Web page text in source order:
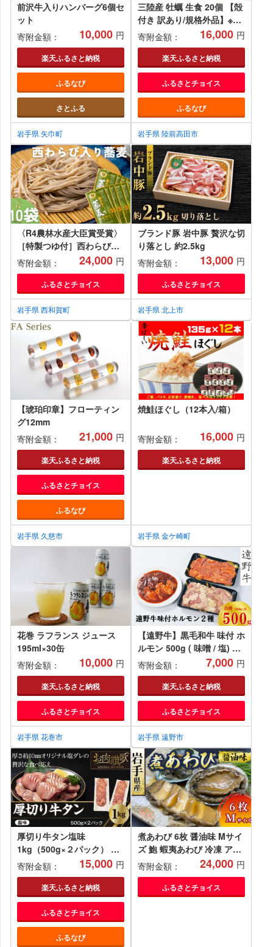
前沢牛入りハンバーグ6個セ
ット
寄附金額：
10,000 円
楽天ふるさと納税
ふるなび
さとふる
岩手県 矢巾町
三陸産 牡蠣 生食 20個 【殻
付き 訳あり/規格外品】※感
謝！ 11,000件突破！【 訳
あり 天然 牡蠣 かき 殻付き
生食 焼き牡蠣 蒸し牡蠣 人
気 国産 陸前高田 三陸産 広
田湾産 小友 マルテン水産
】RT852
寄附金額： 16,000 円
楽天ふるさと納税
ふるさとチョイス
ふるなび
岩手県 陸前高田市
〈R4農林水産大臣賞受賞〉
［特製つゆ付］西わらび入
り蕎麦 ２人前 × 10袋
寄附金額： 24,000 円
ふるさとチョイス
岩手県 西和賀町
ブランド豚 岩中豚 贅沢な切
り落とし 約2.5kg
寄附金額：
13,000 円
ふるさとチョイス
岩手県 北上市
【琥珀印章】フローティン
グ12mm
寄附金額：
21,000 円
楽天ふるさと納税
ふるさとチョイス
ふるなび
岩手県 久慈市
焼鮭ほぐし（12本入/箱）
寄附金額： 16,000 円
楽天ふるさと納税
岩手県 金ケ崎町
花巻 ラフランス ジュース
195ml×30缶
寄附金額：
10,000 円
楽天ふるさと納税
ふるさとチョイス
岩手県 花巻市
【遠野牛】黒毛和牛 味付 ホ
ルモン 500g ( 味噌 / 塩) 食
べ比べ セット いわて門崎牛
牧場 高級肉 肉 ギフト お取
り寄せ グルメ 和牛 ブラン
ド牛 国産牛 高級 贈り物 贈
答品 御祝 御礼 焼肉 もつ煮
込み 国産 岩手県 遠野市 牛
肉
寄附金額： 7,000 円
楽天ふるさと納税
ふるさとチョイス
岩手県 遠野市
厚切り牛タン塩味
1kg（500g×２パック） 焼
肉 BBQ 【767】
寄附金額： 15,000 円
楽天ふるさと納税
ふるさとチョイス
ふるなび
煮あわび 6枚 醤油味 Mサイ
ズ 鮑 蝦夷あわび 冷凍 アワ
ビ 刺し身 刺身 Abalone ス
テーキ バターソテー バーベ
キュー BBQ おかず おつま
み 晩酌 海産物 海鮮 魚介 魚
寄附金額： 24,000 円
ふるさとチョイス